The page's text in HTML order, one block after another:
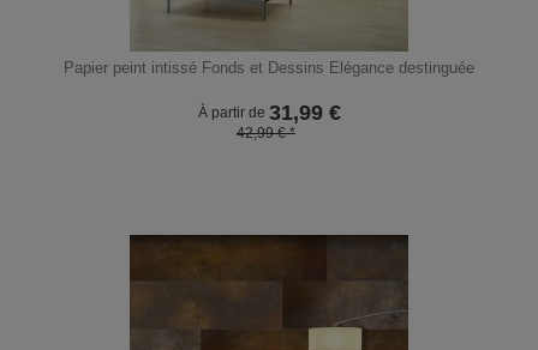
Papier peint intissé Fonds et Dessins Elégance destinguée
À partir de 31,99€
42,99 € *